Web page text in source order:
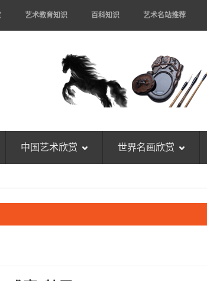
艺术教育知识 百科知识 艺术名站推荐
中国艺术欣赏 世界名画欣赏